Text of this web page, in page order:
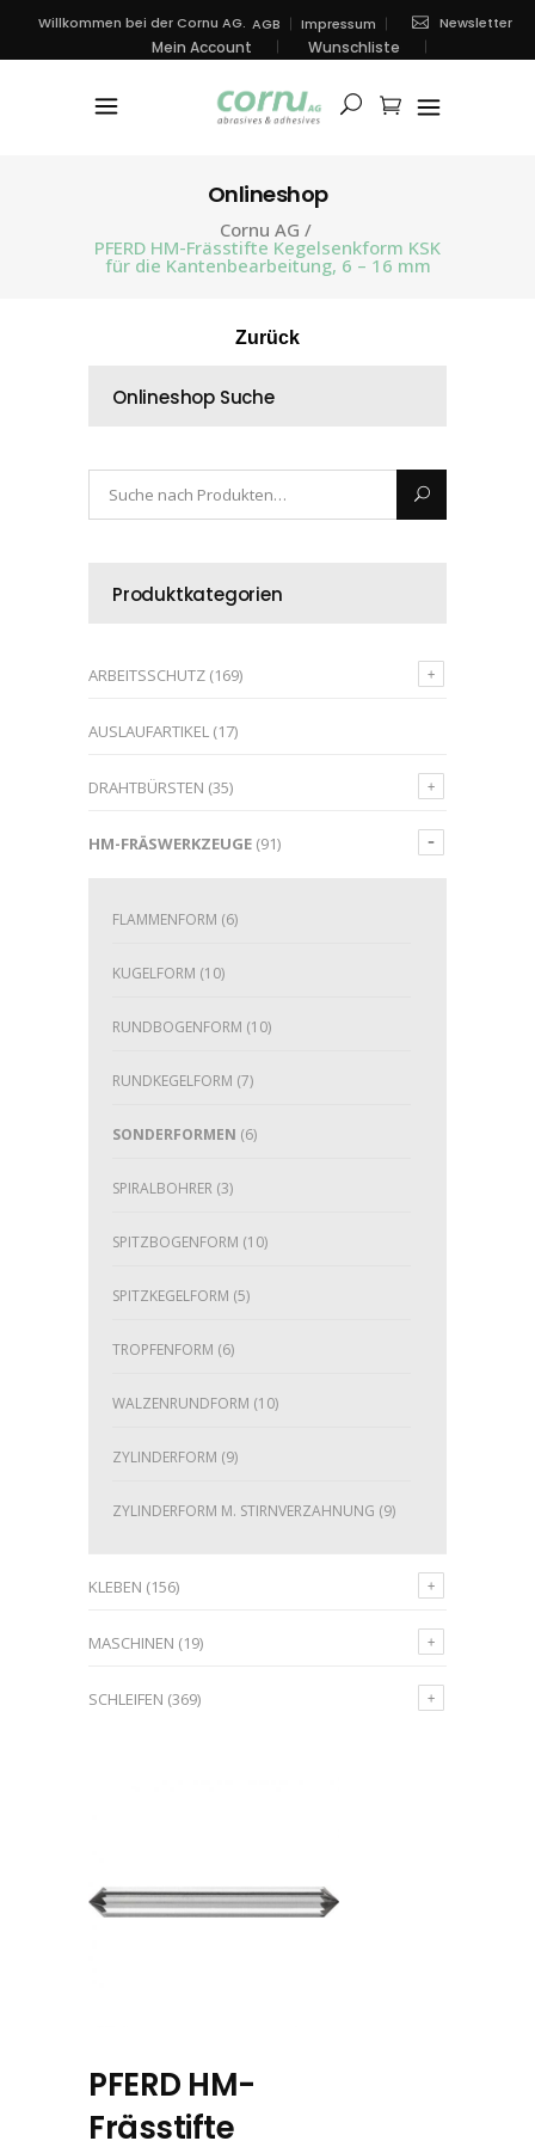
Willkommen bei der Cornu AG. AGB Impressum Newsletter
Mein Account Wunschliste
Onlineshop
Cornu AG /
PFERD HM-Frässtifte Kegelsenkform KSK
für die Kantenbearbeitung, 6 – 16 mm
Zurück
Onlineshop Suche
Produktkategorien
ARBEITSSCHUTZ (169)
AUSLAUFARTIKEL (17)
DRAHTBÜRSTEN (35)
HM-FRÄSWERKZEUGE (91)
FLAMMENFORM (6)
KUGELFORM (10)
RUNDBOGENFORM (10)
RUNDKEGELFORM (7)
SONDERFORMEN (6)
SPIRALBOHRER (3)
SPITZBOGENFORM (10)
SPITZKEGELFORM (5)
TROPFENFORM (6)
WALZENRUNDFORM (10)
ZYLINDERFORM (9)
ZYLINDERFORM M. STIRNVERZAHNUNG (9)
KLEBEN (156)
MASCHINEN (19)
SCHLEIFEN (369)
PFERD HM-
Frässtifte